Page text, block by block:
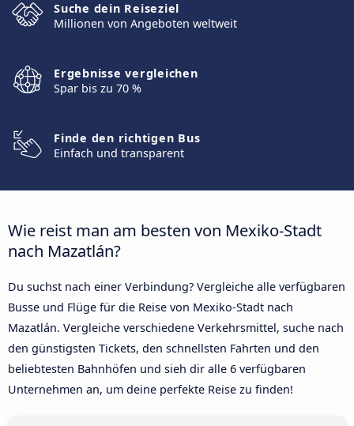
Suche dein Reiseziel
Millionen von Angeboten weltweit
Ergebnisse vergleichen
Spar bis zu 70 %
Finde den richtigen Bus
Einfach und transparent
Wie reist man am besten von Mexiko-Stadt
nach Mazatlán?
Du suchst nach einer Verbindung? Vergleiche alle verfügbaren
Busse und Flüge für die Reise von Mexiko-Stadt nach
Mazatlán. Vergleiche verschiedene Verkehrsmittel, suche nach
den günstigsten Tickets, den schnellsten Fahrten und den
beliebtesten Bahnhöfen und sieh dir alle 6 verfügbaren
Unternehmen an, um deine perfekte Reise zu finden!